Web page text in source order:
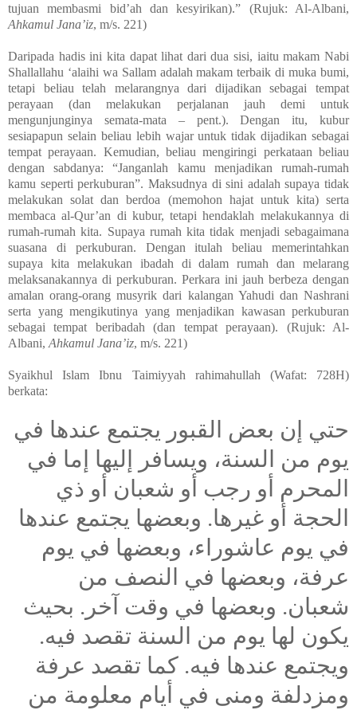
tujuan membasmi bid’ah dan kesyirikan).” (Rujuk: Al-Albani,
Ahkamul Jana’iz, m/s. 221)
Daripada hadis ini kita dapat lihat dari dua sisi, iaitu makam Nabi
Shallallahu ‘alaihi wa Sallam adalah makam terbaik di muka bumi,
tetapi beliau telah melarangnya dari dijadikan sebagai tempat
perayaan (dan melakukan perjalanan jauh demi untuk
mengunjunginya semata-mata – pent.). Dengan itu, kubur
sesiapapun selain beliau lebih wajar untuk tidak dijadikan sebagai
tempat perayaan. Kemudian, beliau mengiringi perkataan beliau
dengan sabdanya: “Janganlah kamu menjadikan rumah-rumah
kamu seperti perkuburan”. Maksudnya di sini adalah supaya tidak
melakukan solat dan berdoa (memohon hajat untuk kita) serta
membaca al-Qur’an di kubur, tetapi hendaklah melakukannya di
rumah-rumah kita. Supaya rumah kita tidak menjadi sebagaimana
suasana di perkuburan. Dengan itulah beliau memerintahkan
supaya kita melakukan ibadah di dalam rumah dan melarang
melaksanakannya di perkuburan. Perkara ini jauh berbeza dengan
amalan orang-orang musyrik dari kalangan Yahudi dan Nashrani
serta yang mengikutinya yang menjadikan kawasan perkuburan
sebagai tempat beribadah (dan tempat perayaan). (Rujuk: Al-
Albani, Ahkamul Jana’iz, m/s. 221)
Syaikhul Islam Ibnu Taimiyyah rahimahullah (Wafat: 728H)
berkata:
حتي إن بعض القبور يجتمع عندها في
يوم من السنة، ويسافر إليها إما في
المحرم أو رجب أو شعبان أو ذي
الحجة أو غيرها. وبعضها يجتمع عندها
في يوم عاشوراء، وبعضها في يوم
عرفة، وبعضها في النصف من
شعبان. وبعضها في وقت آخر. بحيث
يكون لها يوم من السنة تقصد فيه.
ويجتمع عندها فيه. كما تقصد عرفة
ومزدلفة ومنى في أيام معلومة من